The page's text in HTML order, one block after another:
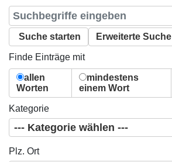
Suche starten Erweiterte Suche
Finde Einträge mit
allen
Worten
mindestens
einem Wort
Kategorie
Plz. Ort